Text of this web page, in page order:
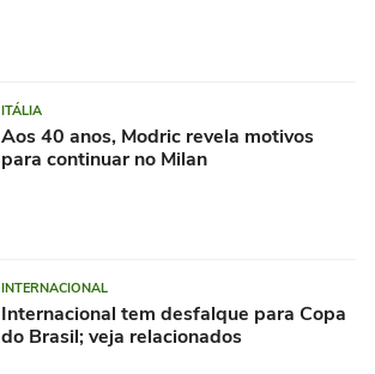
ITÁLIA
Aos 40 anos, Modric revela motivos
para continuar no Milan
INTERNACIONAL
Internacional tem desfalque para Copa
do Brasil; veja relacionados